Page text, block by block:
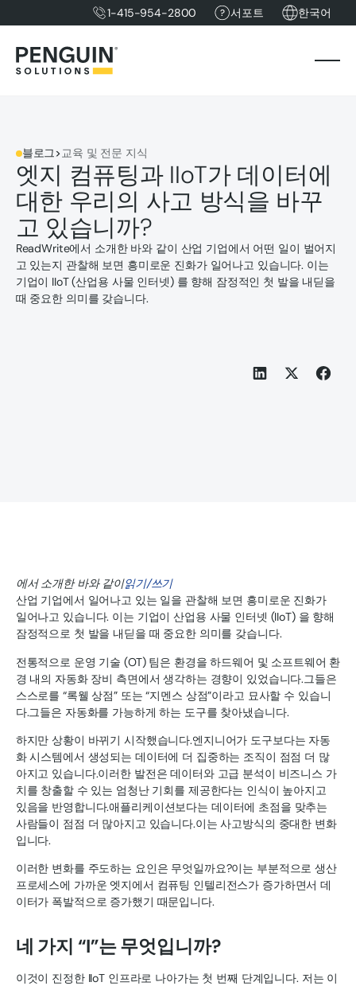
1-415-954-2800 서포트 한국어
블로그>교육 및 전문 지식
엣지 컴퓨팅과 IIoT가 데이터에
대한 우리의 사고 방식을 바꾸
고 있습니까?
ReadWrite에서 소개한 바와 같이 산업 기업에서 어떤 일이 벌어지
고 있는지 관찰해 보면 흥미로운 진화가 일어나고 있습니다. 이는
기업이 IIoT (산업용 사물 인터넷) 를 향해 잠정적인 첫 발을 내딛을
때 중요한 의미를 갖습니다.
에서 소개한 바와 같이읽기/쓰기
산업 기업에서 일어나고 있는 일을 관찰해 보면 흥미로운 진화가
일어나고 있습니다. 이는 기업이 산업용 사물 인터넷 (IIoT) 을 향해
잠정적으로 첫 발을 내딛을 때 중요한 의미를 갖습니다.
전통적으로 운영 기술 (OT) 팀은 환경을 하드웨어 및 소프트웨어 환
경 내의 자동화 장비 측면에서 생각하는 경향이 있었습니다.그들은
스스로를 “록웰 상점” 또는 “지멘스 상점”이라고 묘사할 수 있습니
다.그들은 자동화를 가능하게 하는 도구를 찾아냈습니다.
하지만 상황이 바뀌기 시작했습니다.엔지니어가 도구보다는 자동
화 시스템에서 생성되는 데이터에 더 집중하는 조직이 점점 더 많
아지고 있습니다.이러한 발전은 데이터와 고급 분석이 비즈니스 가
치를 창출할 수 있는 엄청난 기회를 제공한다는 인식이 높아지고
있음을 반영합니다.애플리케이션보다는 데이터에 초점을 맞추는
사람들이 점점 더 많아지고 있습니다.이는 사고방식의 중대한 변화
입니다.
이러한 변화를 주도하는 요인은 무엇일까요?이는 부분적으로 생산
프로세스에 가까운 엣지에서 컴퓨팅 인텔리전스가 증가하면서 데
이터가 폭발적으로 증가했기 때문입니다.
네 가지 “I”는 무엇입니까?
이것이 진정한 IIoT 인프라로 나아가는 첫 번째 단계입니다. 저는 이